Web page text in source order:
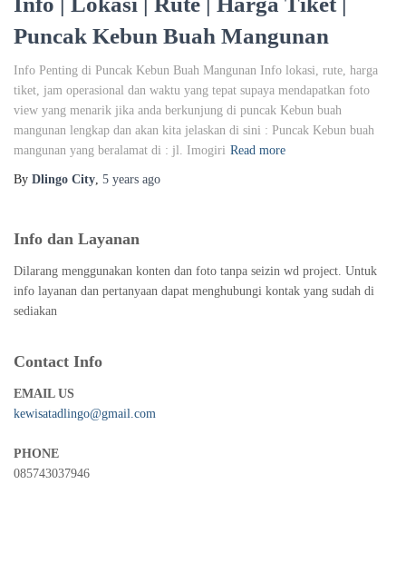
Puncak Kebun Buah Mangunan
Info Penting di Puncak Kebun Buah Mangunan Info lokasi, rute, harga
tiket, jam operasional dan waktu yang tepat supaya mendapatkan foto
view yang menarik jika anda berkunjung di puncak Kebun buah
mangunan lengkap dan akan kita jelaskan di sini : Puncak Kebun buah
mangunan yang beralamat di : jl. Imogiri Read more
By Dlingo City, 5 years ago
Info dan Layanan
Dilarang menggunakan konten dan foto tanpa seizin wd project. Untuk
info layanan dan pertanyaan dapat menghubungi kontak yang sudah di
sediakan
Contact Info
EMAIL US
kewisatadlingo@gmail.com
PHONE
085743037946